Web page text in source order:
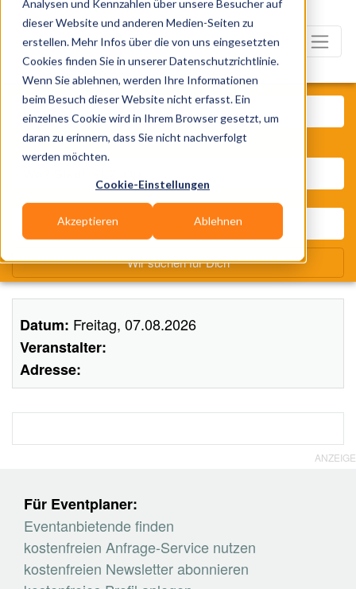
Analysen und Kennzahlen über unsere Besucher auf
dieser Website und anderen Medien-Seiten zu
erstellen. Mehr Infos über die von uns eingesetzten
Cookies finden Sie in unserer Datenschutzrichtlinie.
Wenn Sie ablehnen, werden Ihre Informationen
beim Besuch dieser Website nicht erfasst. Ein
einzelnes Cookie wird in Ihrem Browser gesetzt, um
daran zu erinnern, dass Sie nicht nachverfolgt
werden möchten.
Cookie-Einstellungen
Akzeptieren Ablehnen
Datum: Freitag, 07.08.2026
Veranstalter:
Adresse:
Was? Künstler, Zelte,
Wir suchen für Dich
ANZEIGE
Für Eventplaner:
Eventanbietende finden
kostenfreien Anfrage-Service nutzen
kostenfreien Newsletter abonnieren